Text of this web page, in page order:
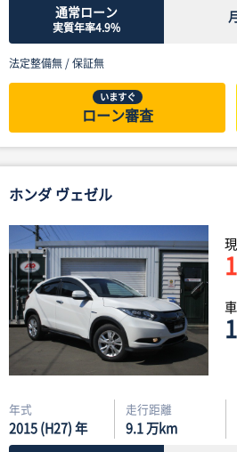
通常ローン
実質年率4.9%
法定整備無 /保証無
いますぐ
ローン審査
ホンダ ヴェゼル
年式
2015 (H27) 年
走行距離
9.1万km